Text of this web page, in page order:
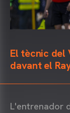
El tècnic del
davant el
L'entrenador